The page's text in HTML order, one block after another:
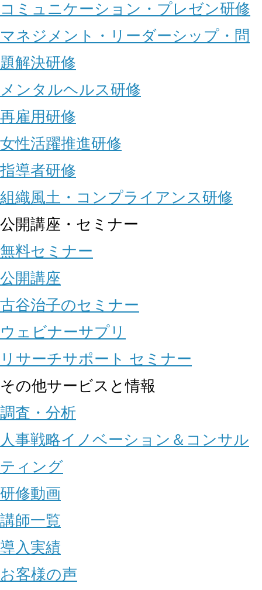
コミュニケーション・プレゼン研修
マネジメント・リーダーシップ・問
題解決研修
メンタルヘルス研修
再雇用研修
女性活躍推進研修
指導者研修
組織風土・コンプライアンス研修
公開講座・セミナー
無料セミナー
公開講座
古谷治子のセミナー
ウェビナーサプリ
リサーチサポート セミナー
その他サービスと情報
調査・分析
人事戦略イノベーション＆コンサル
ティング
研修動画
講師一覧
導入実績
お客様の声